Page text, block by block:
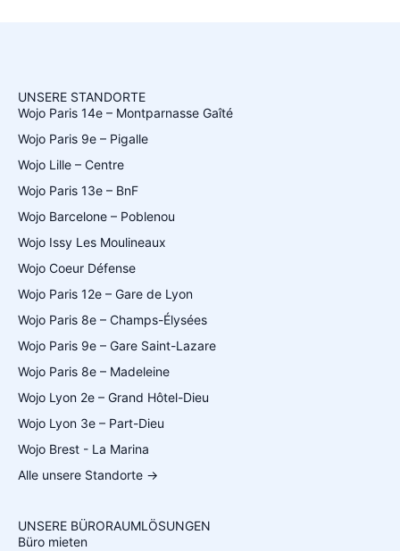
UNSERE STANDORTE
Wojo Paris 14e – Montparnasse Gaîté
Wojo Paris 9e – Pigalle
Wojo Lille – Centre
Wojo Paris 13e – BnF
Wojo Barcelone – Poblenou
Wojo Issy Les Moulineaux
Wojo Coeur Défense
Wojo Paris 12e – Gare de Lyon
Wojo Paris 8e – Champs-Élysées
Wojo Paris 9e – Gare Saint-Lazare
Wojo Paris 8e – Madeleine
Wojo Lyon 2e – Grand Hôtel-Dieu
Wojo Lyon 3e – Part-Dieu
Wojo Brest - La Marina
Alle unsere Standorte →
UNSERE BÜRORAUMLÖSUNGEN
Büro mieten